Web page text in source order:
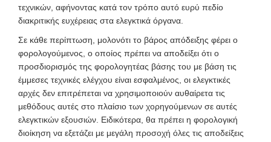
τεχνικών, αφήνοντας κατά τον τρόπο αυτό ευρύ πεδίο
διακριτικής ευχέρειας στα ελεγκτικά όργανα.
Σε κάθε περίπτωση, μολονότι το βάρος απόδειξης φέρει ο
φορολογούμενος, ο οποίος πρέπει να αποδείξει ότι ο
προσδιορισμός της φορολογητέας βάσης του με βάση τις
έμμεσες τεχνικές ελέγχου είναι εσφαλμένος, οι ελεγκτικές
αρχές δεν επιτρέπεται να χρησιμοποιούν αυθαίρετα τις
μεθόδους αυτές στο πλαίσιο των χορηγούμενων σε αυτές
ελεγκτικών εξουσιών. Ειδικότερα, θα πρέπει η φορολογική
διοίκηση να εξετάζει με μεγάλη προσοχή όλες τις αποδείξεις